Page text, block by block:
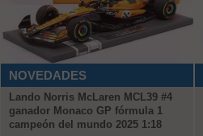
NOVEDADES
Lando Norris McLaren MCL39 #4
ganador Monaco GP fórmula 1
campeón del mundo 2025 1:18